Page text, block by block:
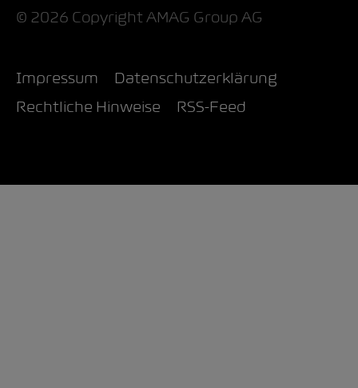
© 2026 Copyright AMAG Group AG
Impressum
Datenschutzerklärung
Rechtliche Hinweise
RSS-Feed